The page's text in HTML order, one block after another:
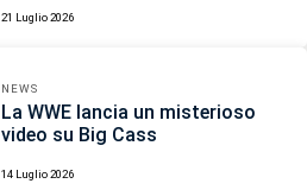
21 Luglio 2026
NEWS
La WWE lancia un misterioso
video su Big Cass
14 Luglio 2026